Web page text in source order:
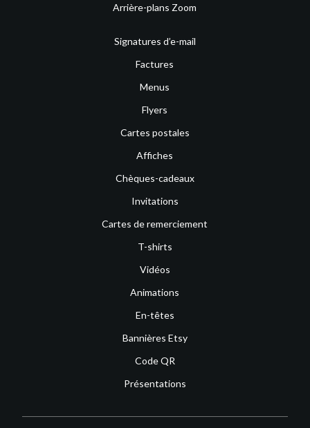
Arrière-plans Zoom
Signatures d’e-mail
Factures
Menus
Flyers
Cartes postales
Affiches
Chèques-cadeaux
Invitations
Cartes de remerciement
T-shirts
Vidéos
Animations
En-têtes
Bannières Etsy
Code QR
Présentations